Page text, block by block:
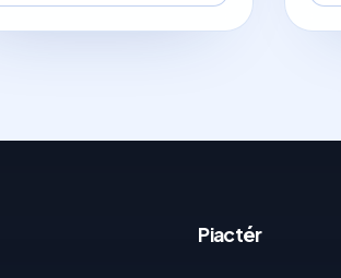
Piactér